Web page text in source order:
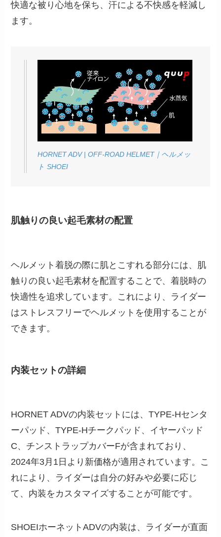
快適な被り心地を保ち、汗による不快感を軽減し
ます。
HORNET ADV | OFF-ROAD HELMET｜ヘルメッ
ト SHOEI
肌触りの良い起毛素材の配置
ヘルメット着脱の際に肌とこすれる部分には、肌
触りの良い起毛素材を配置することで、着脱時の
快適性を追求しています。これにより、ライダー
はストレスフリーでヘルメットを使用することが
できます。
内装セットの詳細
HORNET ADVの内装セットには、TYPE-Hセンタ
ーパッド、TYPE-Hチークパッド、イヤーパッド
C、チンストラップカバーFが含まれており、
2024年3月1日より新価格が適用されています。こ
れにより、ライダーは自分の好みや必要に応じ
て、内装をカスタマイズすることが可能です。
SHOEIホーネットADVの内装は、ライダーが直面